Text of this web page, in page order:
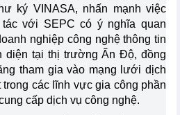
ký VINASA, nhấn mạnh việc
với SEPC có ý nghĩa quan
nghiệp công nghệ thông tin
diện tại thị trường Ấn Độ, đồng
tham gia vào mạng lưới dịch
các lĩnh vực gia công phần
cấp dịch vụ công nghệ.